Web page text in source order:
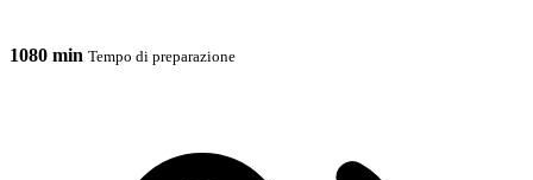
1080 min Tempo di preparazione